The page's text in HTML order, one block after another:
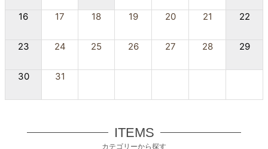
16 17 18 19 20 21 22
23 24 25 26 27 28 29
30 31
ITEMS
カテゴリーから探す